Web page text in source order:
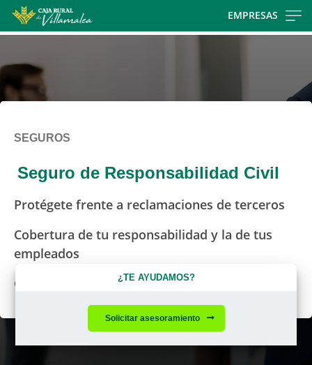
EMPRESAS
SEGUROS
Seguro de Responsabilidad Civil
Protégete frente a reclamaciones de terceros
Cobertura de tu responsabilidad y la de tus
empleados
Gastos de defensa y fianzas incluidos
¿TE AYUDAMOS?
Solicitar asesoramiento